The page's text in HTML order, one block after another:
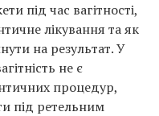
під час вагітності,
лікування та як
на результат. У
не є
процедур,
під ретельним